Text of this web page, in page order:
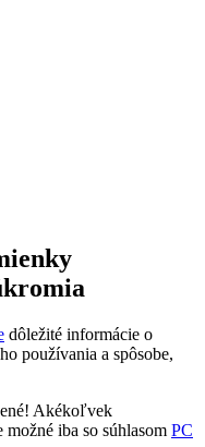
dôležité informácie o
používania a spôsobe,
Akékoľvek
iba so súhlasom PC